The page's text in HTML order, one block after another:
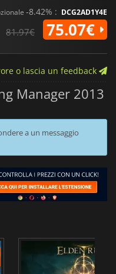
-8.42% : DCG2AD1Y4E
81.97€ 75.07€
o lascia un feedback
Manager 2013
a un messaggio